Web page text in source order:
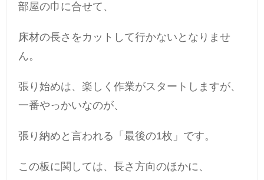
部屋の巾に合せて、
床材の長さをカットして行かないとなりませ
ん。
張り始めは、楽しく作業がスタートしますが、
一番やっかいなのが、
張り納めと言われる「最後の1枚」です。
この板に関しては、長さ方向のほかに、